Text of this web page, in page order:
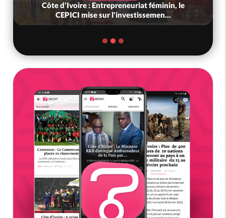
Côte d'Ivoire : Entrepreneuriat féminin, le
CEPICI mise sur l'investissemen...